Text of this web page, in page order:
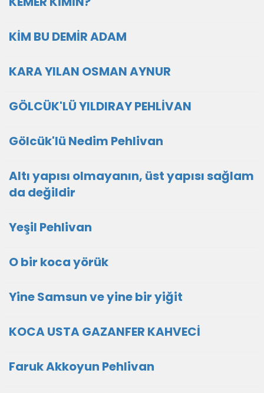
KİM BU DEMİR ADAM
KARA YILAN OSMAN AYNUR
GÖLCÜK'LÜ YILDIRAY PEHLİVAN
Gölcük'lü Nedim Pehlivan
Altı yapısı olmayanın, üst yapısı sağlam
da değildir
Yeşil Pehlivan
O bir koca yörük
Yine Samsun ve yine bir yiğit
KOCA USTA GAZANFER KAHVECİ
Faruk Akkoyun Pehlivan